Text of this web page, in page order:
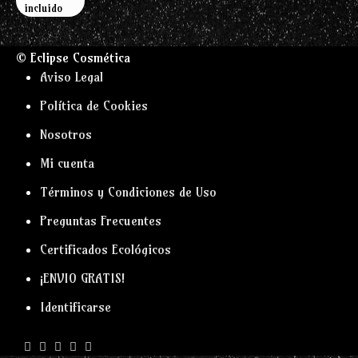
5.00de 5
incluido
© Eclipse Cosmética
Aviso Legal
Política de Cookies
Nosotros
Mi cuenta
Términos y Condiciones de Uso
Preguntas Frecuentes
Certificados Ecológicos
¡ENVIO GRATIS!
Identificarse